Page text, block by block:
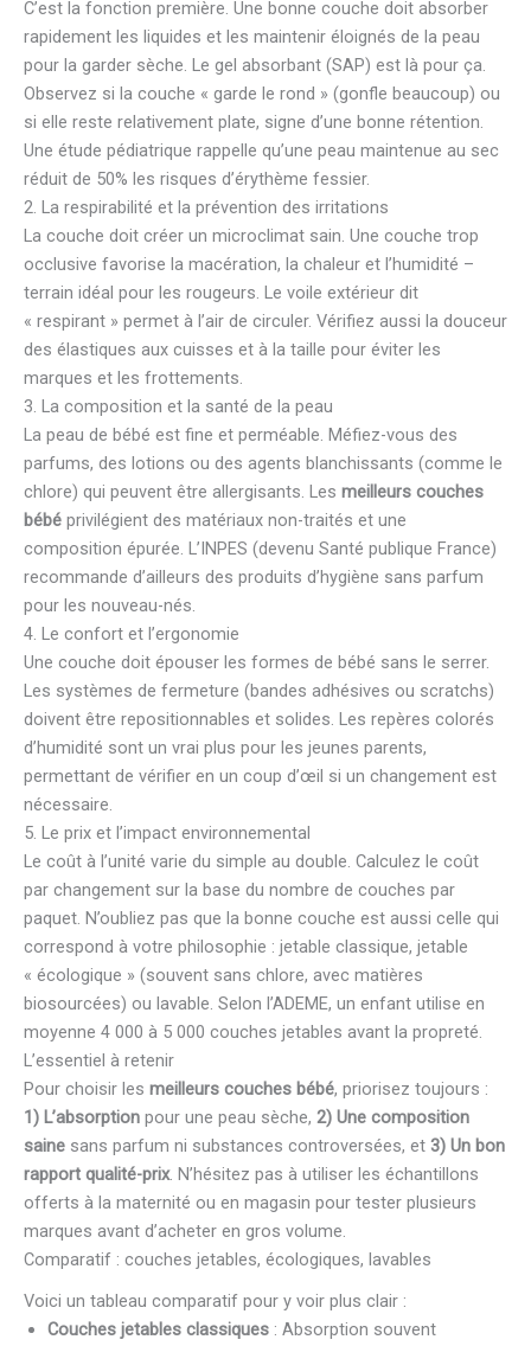
C’est la fonction première. Une bonne couche doit absorber
rapidement les liquides et les maintenir éloignés de la peau
pour la garder sèche. Le gel absorbant (SAP) est là pour ça.
Observez si la couche « garde le rond » (gonfle beaucoup) ou
si elle reste relativement plate, signe d’une bonne rétention.
Une étude pédiatrique rappelle qu’une peau maintenue au sec
réduit de 50% les risques d’érythème fessier.
2. La respirabilité et la prévention des irritations
La couche doit créer un microclimat sain. Une couche trop
occlusive favorise la macération, la chaleur et l’humidité –
terrain idéal pour les rougeurs. Le voile extérieur dit
« respirant » permet à l’air de circuler. Vérifiez aussi la douceur
des élastiques aux cuisses et à la taille pour éviter les
marques et les frottements.
3. La composition et la santé de la peau
La peau de bébé est fine et perméable. Méfiez-vous des
parfums, des lotions ou des agents blanchissants (comme le
chlore) qui peuvent être allergisants. Les meilleurs couches
bébé privilégient des matériaux non-traités et une
composition épurée. L’INPES (devenu Santé publique France)
recommande d’ailleurs des produits d’hygiène sans parfum
pour les nouveau-nés.
4. Le confort et l’ergonomie
Une couche doit épouser les formes de bébé sans le serrer.
Les systèmes de fermeture (bandes adhésives ou scratchs)
doivent être repositionnables et solides. Les repères colorés
d’humidité sont un vrai plus pour les jeunes parents,
permettant de vérifier en un coup d’œil si un changement est
nécessaire.
5. Le prix et l’impact environnemental
Le coût à l’unité varie du simple au double. Calculez le coût
par changement sur la base du nombre de couches par
paquet. N’oubliez pas que la bonne couche est aussi celle qui
correspond à votre philosophie : jetable classique, jetable
« écologique » (souvent sans chlore, avec matières
biosourcées) ou lavable. Selon l’ADEME, un enfant utilise en
moyenne 4 000 à 5 000 couches jetables avant la propreté.
L’essentiel à retenir
Pour choisir les meilleurs couches bébé, priorisez toujours :
1) L’absorption pour une peau sèche, 2) Une composition
saine sans parfum ni substances controversées, et 3) Un bon
rapport qualité-prix. N’hésitez pas à utiliser les échantillons
offerts à la maternité ou en magasin pour tester plusieurs
marques avant d’acheter en gros volume.
Comparatif : couches jetables, écologiques, lavables
Voici un tableau comparatif pour y voir plus clair :
Couches jetables classiques : Absorption souvent